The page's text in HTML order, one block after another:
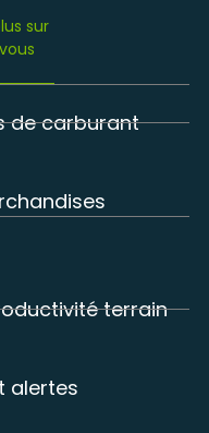
sur
de carburant
terrain
alertes